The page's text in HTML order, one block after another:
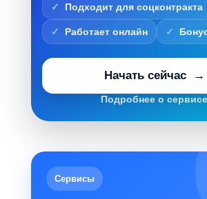
Подходит для соцконтракта
Работает онлайн
Начать сейчас
Подробнее о сервисе
Сервисы